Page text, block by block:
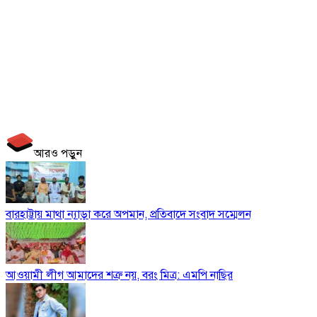
আরও পড়ুন
বারহাট্টায় মাথা ন্যাড়া করে অপমান, প্রতিবাদে সংবাদ সম্মেলন
আওয়ামী লীগ আমাদের শত্রু নয়, বরং মিত্র: এমপি নাছির